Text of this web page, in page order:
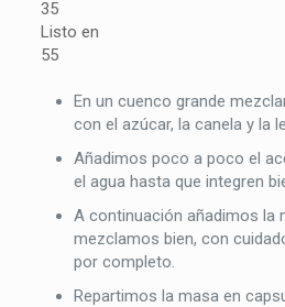
35
Listo en
55
En un cuenco grande
con el azúcar, la canela y la
Añadimos poco a poco el
el agua hasta que integren
A continuación añadimos la
mezclamos bien, con
por completo.
Repartimos la masa en